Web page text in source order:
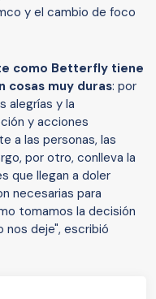
y el cambio de foco
como Betterfly tiene
cosas muy duras: por
alegrías y la
y acciones
a las personas, las
por otro, conlleva la
que llegan a doler
necesarias para
tomamos la decisión
nos deje", escribió